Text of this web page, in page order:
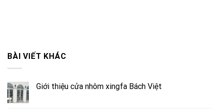
BÀI VIẾT KHÁC
Giới thiệu cửa nhôm xingfa Bách Việt